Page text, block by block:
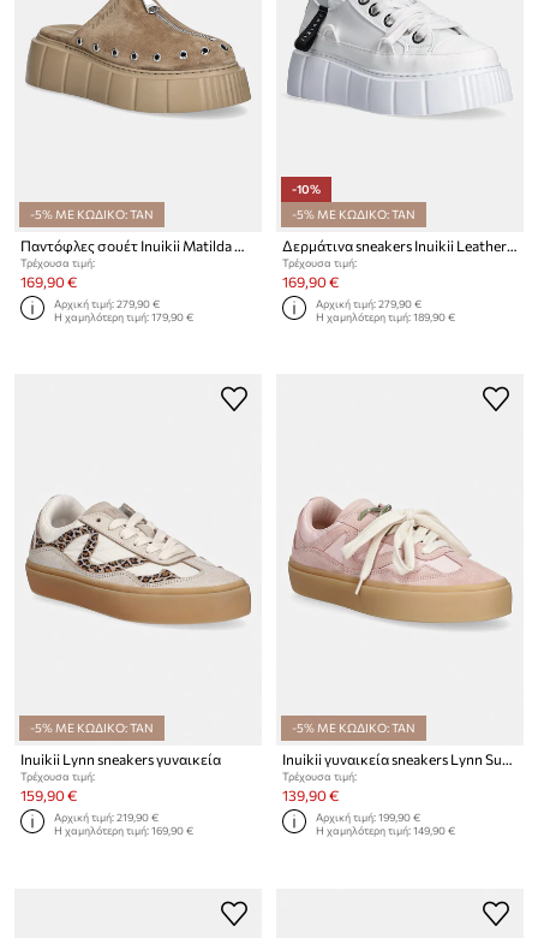
-5% ΜΕ ΚΩΔΙΚΟ: TAN
Παντόφλες σουέτ Inuikii Matilda Mule Suede
Τρέχουσα τιμή:
169,90 €
Αρχική τιμή:279,90 €
Η χαμηλότερη τιμή:179,90 €
-10%
-5% ΜΕ ΚΩΔΙΚΟ: TAN
Δερμάτινα sneakers Inuikii Leather Matilda Low
Τρέχουσα τιμή:
169,90 €
Αρχική τιμή:279,90 €
Η χαμηλότερη τιμή:189,90 €
-5% ΜΕ ΚΩΔΙΚΟ: TAN
Inuikii Lynn sneakers γυναικεία
Τρέχουσα τιμή:
159,90 €
Αρχική τιμή:219,90 €
Η χαμηλότερη τιμή:169,90 €
-5% ΜΕ ΚΩΔΙΚΟ: TAN
Inuikii γυναικεία sneakers Lynn Suede
Τρέχουσα τιμή:
139,90 €
Αρχική τιμή:199,90 €
Η χαμηλότερη τιμή:149,90 €